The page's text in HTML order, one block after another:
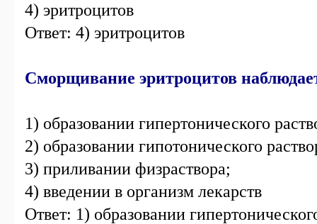
4) эритроцитов
Ответ: 4) эритроцитов
Сморщивание эритроцитов
1) образовании гипертонического
2) образовании гипотонического
3) приливании физраствора;
4) введении в организм лекарств
Ответ: 1) образовании